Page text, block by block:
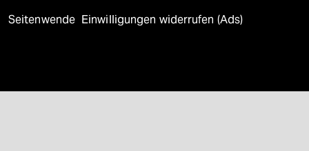
Seitenwende Einwilligungen widerrufen (Ads)